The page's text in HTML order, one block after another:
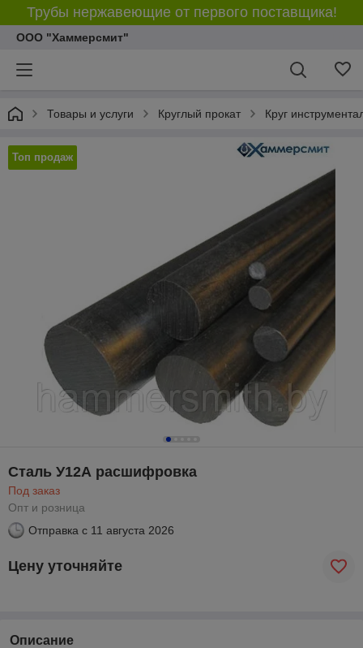
Трубы нержавеющие от первого поставщика!
ООО "Хаммерсмит"
Товары и услуги Круглый прокат Круг
Топ продаж
Сталь У12А расшифровка
Под заказ
Опт и розница
Отправка с 11 августа 2026
Цену уточняйте
Описание